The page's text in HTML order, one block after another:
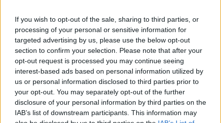
If you wish to opt-out of the sale, sharing to third parties, or
processing of your personal or sensitive information for
targeted advertising by us, please use the below opt-out
section to confirm your selection. Please note that after your
opt-out request is processed you may continue seeing
interest-based ads based on personal information utilized by
us or personal information disclosed to third parties prior to
your opt-out. You may separately opt-out of the further
disclosure of your personal information by third parties on the
IAB’s list of downstream participants. This information may
SEGMENTO VENEZUELA | Primer
análisis